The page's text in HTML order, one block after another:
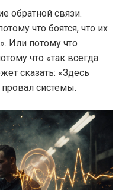
обратной связи.
что боятся, что их
Или потому что
что «так всегда
сказать: «Здесь
провал системы.